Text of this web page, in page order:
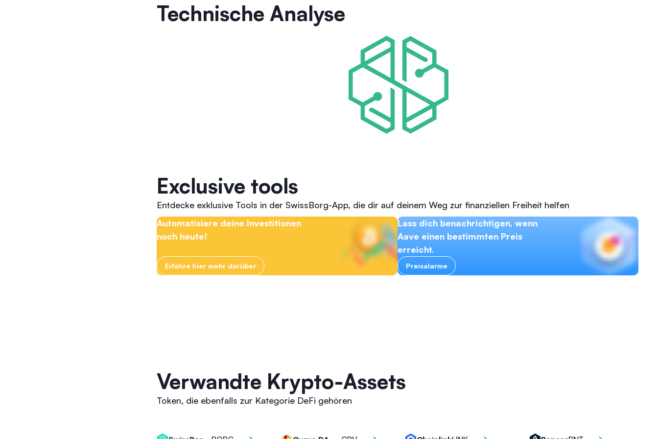
Technische Analyse
Exclusive tools
Entdecke exklusive Tools in der SwissBorg-App, die dir auf deinem Weg zur finanziellen Freiheit helfen
Automatisiere deine Investitionen
noch heute!
Erfahre hier mehr darüber
Lass dich benachrichtigen, wenn
Aave einen bestimmten Preis
erreicht.
Preisalarme
Verwandte Krypto-Assets
Token, die ebenfalls zur Kategorie DeFi gehören